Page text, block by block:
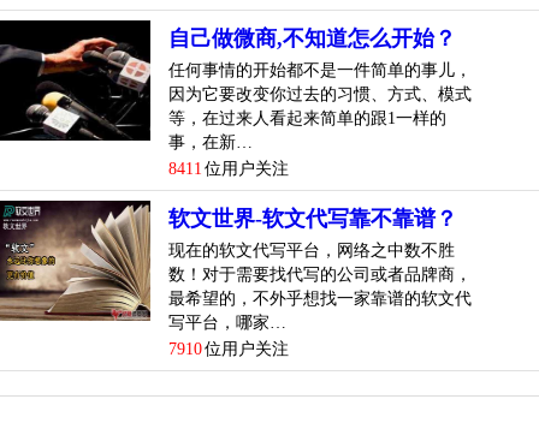
自己做微商,不知道怎么开始？
任何事情的开始都不是一件简单的事儿，
因为它要改变你过去的习惯、方式、模式
等，在过来人看起来简单的跟1一样的
事，在新…
8411 位用户关注
软文世界-软文代写靠不靠谱？
现在的软文代写平台，网络之中数不胜
数！对于需要找代写的公司或者品牌商，
最希望的，不外乎想找一家靠谱的软文代
写平台，哪家…
7910位用户关注